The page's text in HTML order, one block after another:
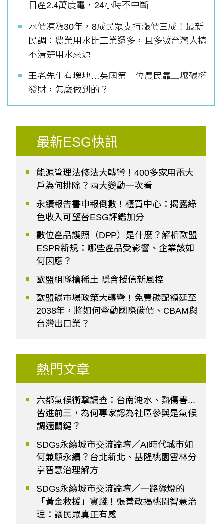
日產2.4萬度電，24小時不中斷
水價凍漲30年，8成民眾支持漲價三成！最新
民調：農業用水比工業還多，且多數台灣人搞
不清楚用水來源
王老先生有塊地…英國第一位農民靠土壤碳權
發財，怎麼做到的？
最新ESG快訊
能源管理法修法大轉彎！400多家用電大
戶為何排除？兩大變動一次看
永續報告書申報倒數！櫃買中心：揭露綠
色收入可望替ESG評鑑加分
數位產品護照（DPP）是什麼？解析歐盟
ESPR新規：哪些產品受影響、企業該如
何因應？
歐盟組隊搶稀土 隱含授信新風控
歐盟碳市場政策大轉彎！免費碳配額延至
2038年，將如何牽動國際碳價、CBAM與
台灣出口業？
熱門文章
六都氣候衝擊調查：台南淹水、熱傷害...
皆進前三，為何專家認為社區參與是氣候
調適關鍵？
SDGs永續城市交流論壇／AI時代城市如
何兼顧永續？台北新北、基隆桃園雲林分
享智慧治理解方
SDGs永續城市交流論壇／一路綠燈的
「黃金救援」實踐！張善政揭桃園智慧治
理：讓民眾真正有感